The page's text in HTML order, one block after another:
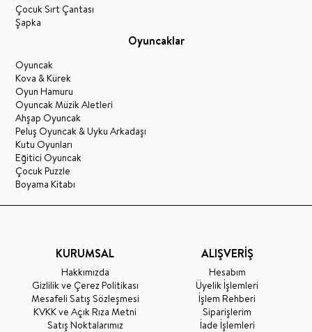
Çocuk Sırt Çantası
Şapka
Oyuncaklar
Oyuncak
Kova & Kürek
Oyun Hamuru
Oyuncak Müzik Aletleri
Ahşap Oyuncak
Peluş Oyuncak & Uyku Arkadaşı
Kutu Oyunları
Eğitici Oyuncak
Çocuk Puzzle
Boyama Kitabı
KURUMSAL
Hakkımızda
Gizlilik ve Çerez Politikası
Mesafeli Satış Sözleşmesi
KVKK ve Açık Rıza Metni
Satış Noktalarımız
ALIŞVERİŞ
Hesabım
Üyelik İşlemleri
İşlem Rehberi
Siparişlerim
İade İşlemleri